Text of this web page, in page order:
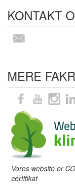
KONTAKT
MERE
Vores website er CO
certifikat